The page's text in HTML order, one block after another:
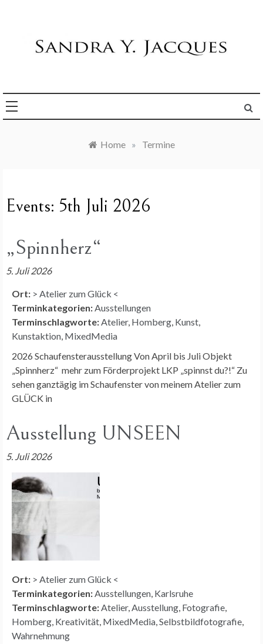
Home » Termine
Events: 5th Juli 2026
„Spinnherz“
5. Juli 2026
Ort: > Atelier zum Glück <
Terminkategorien: Ausstellungen
Terminschlagworte: Atelier, Homberg Kunst
Kunstaktion MixedMedia
2026 Schaufensterausstellung Von April bis Juli Objekt
„Spinnherz“ mehr zum Förderprojekt LKP „spinnst du?!“ Zu
sehen ganztägig im Schaufenster von meinem Atelier zum
GLÜCK in
Ausstellung UNSEEN
5. Juli 2026
Ort: > Atelier zum Glück <
Terminkategorien: Ausstellungen Karlsruhe
Terminschlagworte: Atelier, Ausstellung Fotografie
Homberg Kreativität MixedMedia Selbstbildfotografie
Wahrnehmung